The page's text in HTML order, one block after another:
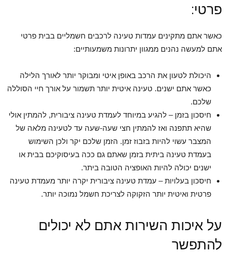
פרטי:
כאשר אתם מתקינים עמדות טעינה לרכבים חשמליים בבית פרטי
אתם למעשה נהנים ממגוון יתרונות משמעותיים:
היכולת לטעון את הרכב באופן איטי ומבוקר יותר לאורך הלילה
כאשר אתם ישנים. טעינה איטית יותר תשמור על אורך חיי הסוללה
שלכם.
חיסכון בזמן – להגיע במיוחד לעמדת טעינה ציבורית, להמתין אולי
שהיא תתפנה ואז להמתין חצי שעה-שעה עד לטעינה מלאה של
המצבר עשוי להיות בזבוז זמן. הזמן שלכם יקר ולכן השימוש
בעמדת טעינה ביתית בזמן שאתם גם ככה בעיסוקיכם בבית או
ישנים יכולה להיות האופציה הטובה ביתר.
חיסכון בעלויות – עמדת טעינה ציבורית יקרה יותר מעמדת טעינה
פרטית ואיטית יותר הזקוקה לצריכת חשמל נמוכה יותר.
על איכות השירות אתם לא יכולים
להתפשר